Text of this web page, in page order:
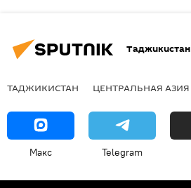
Таджикистан
ТАДЖИКИСТАН ЦЕНТРАЛЬНАЯ АЗИЯ
Макс Telegram